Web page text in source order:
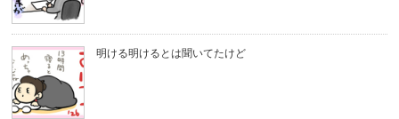
明ける明けるとは聞いてたけど